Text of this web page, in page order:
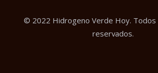
© 2022 Hidrogeno Verde Hoy. Todos
reservados.